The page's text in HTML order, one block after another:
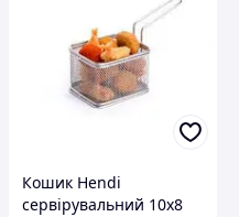
Кошик Hendi
сервірувальний 10х8